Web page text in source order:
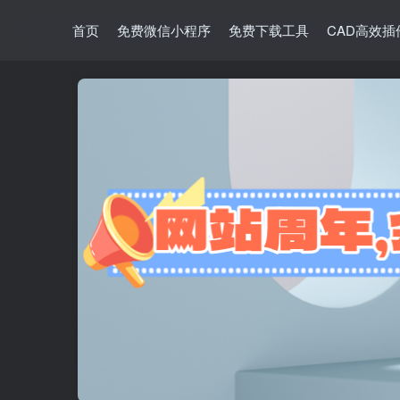
首页 免费微信小程序 免费下载工具 CAD高效插